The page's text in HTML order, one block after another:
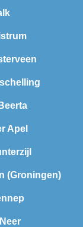
Beerta
Apel
(Groningen)
Neer